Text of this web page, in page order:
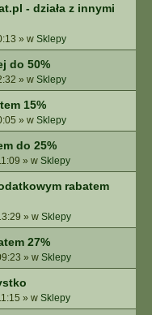
- działa z innymi
» w Sklepy
do 50%
» w Sklepy
15%
» w Sklepy
do 25%
» w Sklepy
rabatem
» w Sklepy
27%
» w Sklepy
» w Sklepy